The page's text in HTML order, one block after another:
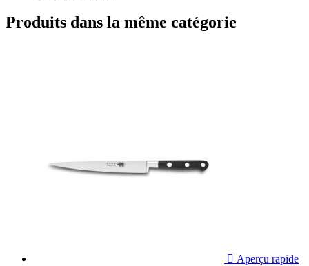
Produits dans la même catégorie
 Aperçu rapide